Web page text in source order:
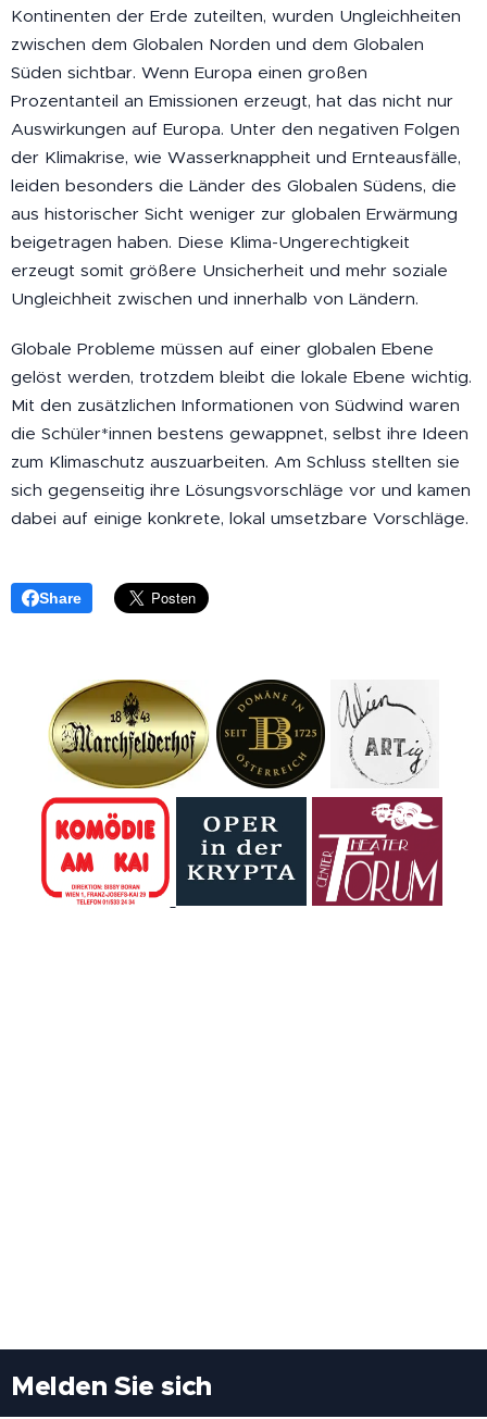
Kontinenten der Erde zuteilten, wurden Ungleichheiten
zwischen dem Globalen Norden und dem Globalen
Süden sichtbar. Wenn Europa einen großen
Prozentanteil an Emissionen erzeugt, hat das nicht nur
Auswirkungen auf Europa. Unter den negativen Folgen
der Klimakrise, wie Wasserknappheit und Ernteausfälle,
leiden besonders die Länder des Globalen Südens, die
aus historischer Sicht weniger zur globalen Erwärmung
beigetragen haben. Diese Klima-Ungerechtigkeit
erzeugt somit größere Unsicherheit und mehr soziale
Ungleichheit zwischen und innerhalb von Ländern.
Globale Probleme müssen auf einer globalen Ebene
gelöst werden, trotzdem bleibt die lokale Ebene wichtig.
Mit den zusätzlichen Informationen von Südwind waren
die Schüler*innen bestens gewappnet, selbst ihre Ideen
zum Klimaschutz auszuarbeiten. Am Schluss stellten sie
sich gegenseitig ihre Lösungsvorschläge vor und kamen
dabei auf einige konkrete, lokal umsetzbare Vorschläge.
Share
Melden Sie sich